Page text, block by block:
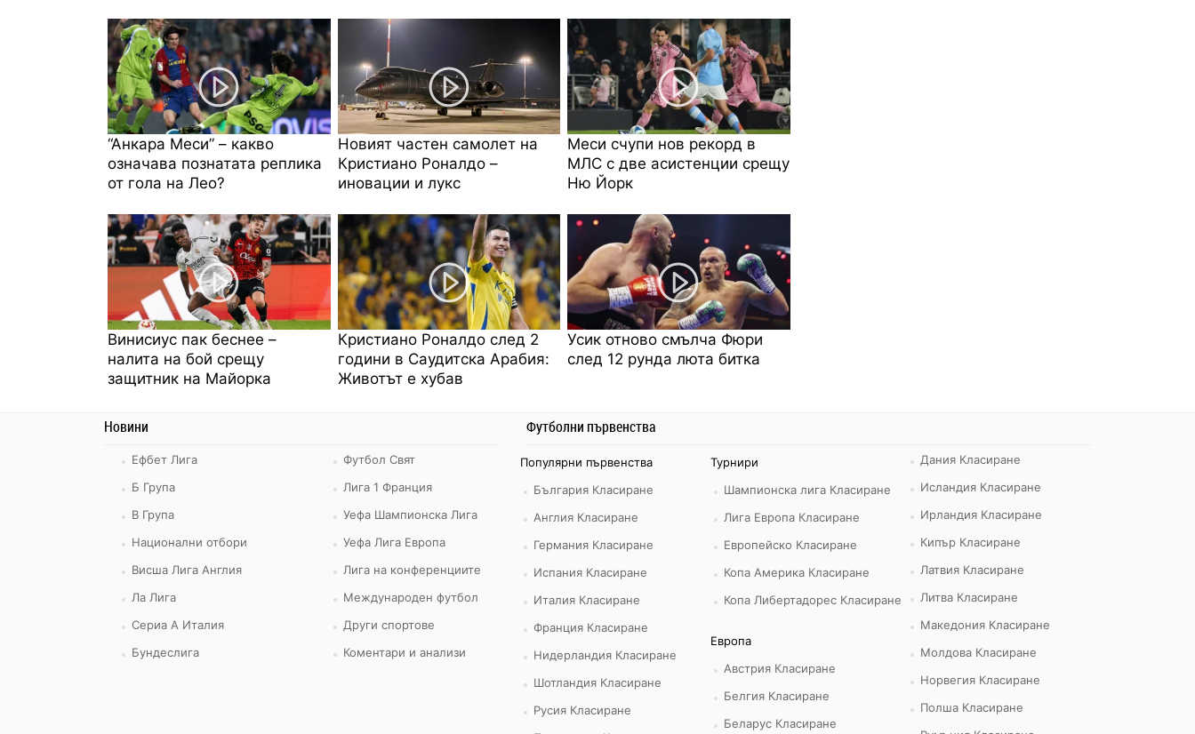
“Анкара Меси” – какво
означава познатата реплика
от гола на Лео?
Новият частен самолет на
Кристиано Роналдо –
иновации и лукс
Меси счупи нов рекорд в
МЛС с две асистенции срещу
Ню Йорк
Винисиус пак беснее –
налита на бой срещу
защитник на Майорка
Кристиано Роналдо след 2
години в Саудитска Арабия:
Животът е хубав
Усик отново смълча Фюри
след 12 рунда люта битка
Новини
Ефбет Лига
Б Група
В Група
Национални отбори
Висша Лига Англия
Ла Лига
Сериа А Италия
Бундеслига
Футбол Свят
Лига 1 Франция
Уефа Шампионска Лига
Уефа Лига Европа
Лига на конференциите
Международен футбол
Други спортове
Коментари и анализи
Футболни първенства
Популярни първенства
България Класиране
Англия Класиране
Германия Класиране
Испания Класиране
Италия Класиране
Франция Класиране
Нидерландия Класиране
Шотландия Класиране
Русия Класиране
Турнири
Шампионска лига Класиране
Лига Европа Класиране
Европейско Класиране
Копа Америка Класиране
Копа Либертадорес Класиране
Европа
Австрия Класиране
Белгия Класиране
Беларус Класиране
Дания Класиране
Исландия Класиране
Ирландия Класиране
Кипър Класиране
Латвия Класиране
Литва Класиране
Македония Класиране
Молдова Класиране
Норвегия Класиране
Полша Класиране